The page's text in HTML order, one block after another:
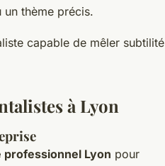
un thème précis.
capable de mêler subtilité
à Lyon
professionnel Lyon pour